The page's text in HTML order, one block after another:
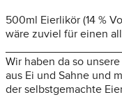
500ml Eierlikör (14 %
wäre zuviel für einen
Wir haben da so
aus Ei und Sahne und
der selbstgemachte